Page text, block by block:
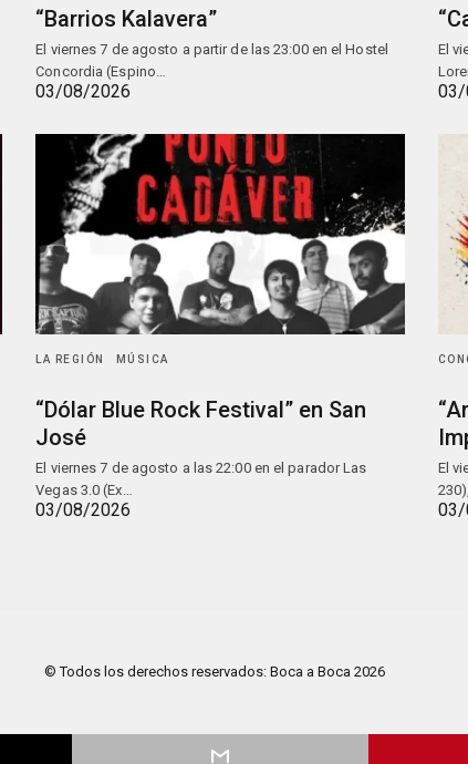
“Barrios Kalavera”
El viernes 7 de agosto a partir de las 23:00 en el Hostel
Concordia (Espino…
03/08/2026
El
LA REGIÓN MÚSICA
“Dólar Blue Rock Festival” en San
José
El viernes 7 de agosto a las 22:00 en el parador Las
Vegas 3.0 (Ex…
03/08/2026
El
© Todos los derechos reservados: Boca a Boca 2026